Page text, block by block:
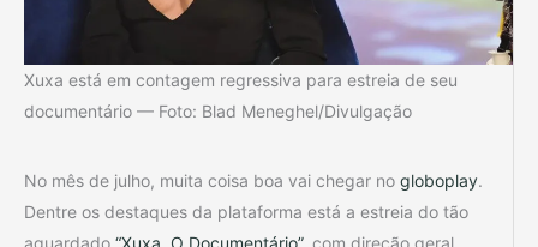
Xuxa está em contagem regressiva para estreia de seu
documentário — Foto: Blad Meneghel/Divulgação
No mês de julho, muita coisa boa vai chegar no globoplay.
Dentre os destaques da plataforma está a estreia do tão